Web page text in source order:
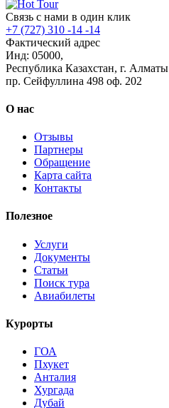
Связь с нами в один клик
+7 (727) 310 -14 -14
Фактический адрес
Инд: 05000,
Республика Казахстан, г. Алматы
пр. Сейфуллина 498 оф. 202
О нас
Отзывы
Партнеры
Обращение
Карта сайта
Контакты
Полезное
Услуги
Документы
Статьи
Поиск тура
Авиабилеты
Курорты
ГОА
Пхукет
Анталия
Хургада
Дубай